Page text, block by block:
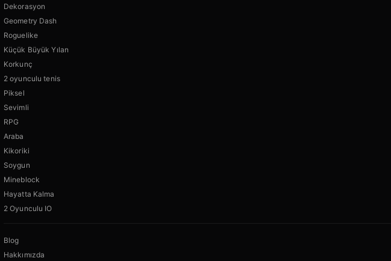
Dekorasyon
Geometry Dash
Roguelike
Küçük Büyük Yılan
Korkunç
2 oyunculu tenis
Piksel
Sevimli
RPG
Araba
Kikoriki
Soygun
Mineblock
Hayatta Kalma
2 Oyunculu IO
Blog
Hakkımızda